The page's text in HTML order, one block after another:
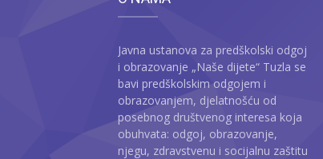
Javna ustanova za predškolski odgoj
i obrazovanje „Naše dijete“ Tuzla se
bavi predškolskim odgojem i
obrazovanjem, djelatnošću od
posebnog društvenog interesa koja
obuhvata: odgoj, obrazovanje,
njegu, zdravstvenu i socijalnu zaštitu